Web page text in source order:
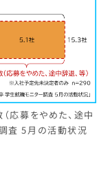
応募をやめた、途中
査 5月の活動状況